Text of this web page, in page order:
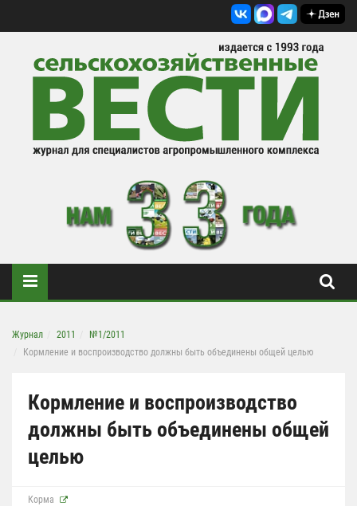
Журнал 2011
№1/2011
Кормление и воспроизводство должны быть объединены общей целью
Кормление и воспроизводство
должны быть объединены общей
целью
Корма